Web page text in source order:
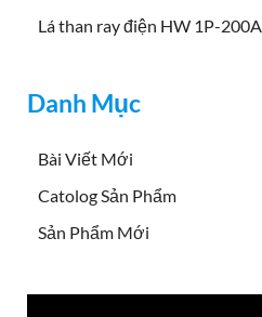
Lá than ray điện HW 1P-200A
Danh Mục
Bài Viết Mới
Catolog Sản Phẩm
Sản Phẩm Mới